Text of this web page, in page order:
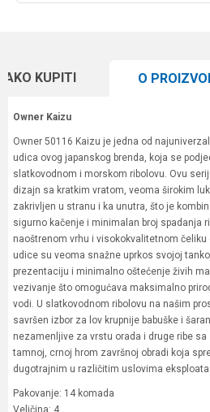
KUPITI O
Owner Kaizu
Owner 50116 Kaizu je jedna od
udica ovog japanskog brenda, koja se
slatkovodnom i morskom ribolovu. Ovu
dizajn sa kratkim vratom, veoma širokim
zakrivljen u stranu i ka unutra, što je
sigurno kačenje i minimalan broj spadanja
naoštrenom vrhu i visokokvalitetnom
udice su veoma snažne uprkos svojoj
prezentaciju i minimalno oštećenje živih
vezivanje što omogućava maksimalno
vodi. U slatkovodnom ribolovu na našim
savršen izbor za lov krupnije babuške i
nezamenljive za vrstu orada i druge ribe
tamnoj, crnoj hrom završnoj obradi koja
dugotrajnim u različitim uslovima
Pakovanje: 14 komada
Veličina: 4